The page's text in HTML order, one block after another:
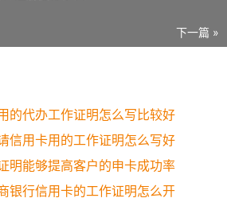
下一篇 »
的代办工作证明怎么写比较好
信用卡用的工作证明怎么写好
明能够提高客户的申卡成功率
银行信用卡的工作证明怎么开